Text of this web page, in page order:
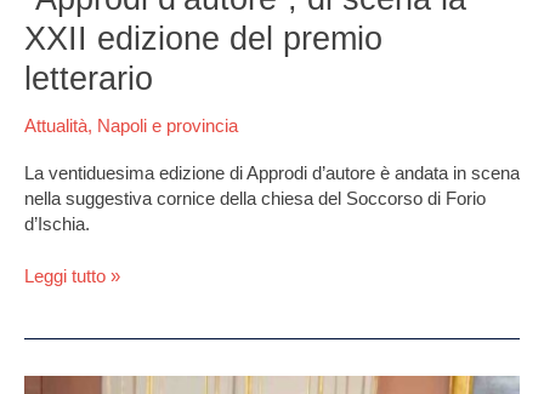
XXII edizione del premio
letterario
Attualità, Napoli e provincia
La ventiduesima edizione di Approdi d’autore è andata in scena
nella suggestiva cornice della chiesa del Soccorso di Forio
d’Ischia.
Leggi tutto »